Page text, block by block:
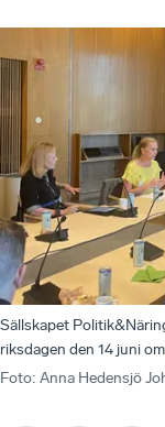
Sällskapet
riksdagen den 14 juni
Foto: Anna Hedensjö